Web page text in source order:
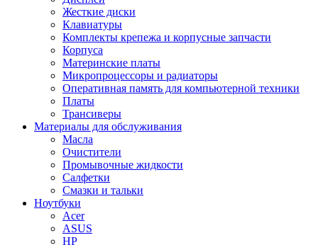
Жесткие диски
Клавиатуры
Комплекты крепежа и корпусные запчасти
Корпуса
Материнские платы
Микропроцессоры и радиаторы
Оперативная память для компьютерной техники
Платы
Трансиверы
Материалы для обслуживания
Масла
Очистители
Промывочные жидкости
Салфетки
Смазки и тальки
Ноутбуки
Acer
ASUS
HP